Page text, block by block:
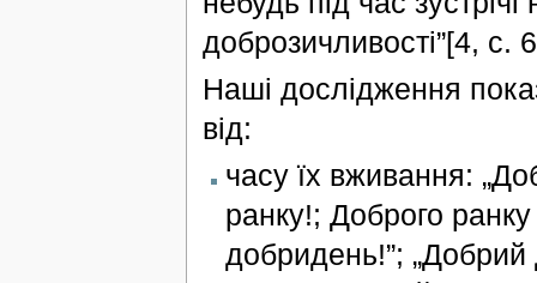
доброзичливості”[4, с.
Наші дослідження
від:
часу їх вживання:
ранку!; Доброго
добридень!”;